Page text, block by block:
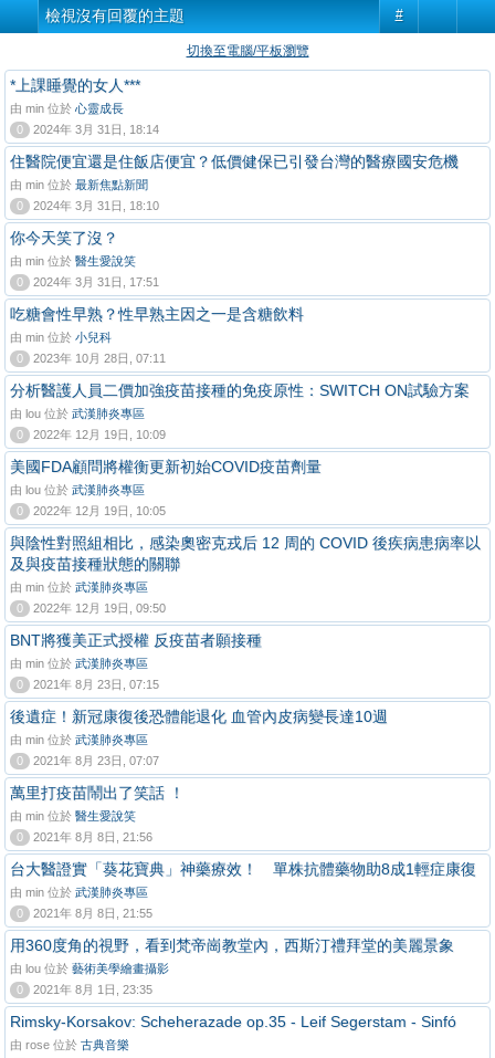
#
檢視沒有回覆的主題
切換至電腦/平板瀏覽
*上課睡覺的女人***
由 min 位於 心靈成長
0
2024年 3月 31日, 18:14
住醫院便宜還是住飯店便宜？低價健保已引發台灣的醫療國安危機
由 min 位於 最新焦點新聞
0
2024年 3月 31日, 18:10
你今天笑了沒？
由 min 位於 醫生愛說笑
0
2024年 3月 31日, 17:51
吃糖會性早熟？性早熟主因之一是含糖飲料
由 min 位於 小兒科
0
2023年 10月 28日, 07:11
分析醫護人員二價加強疫苗接種的免疫原性：SWITCH ON試驗方案
由 lou 位於 武漢肺炎專區
0
2022年 12月 19日, 10:09
美國FDA顧問將權衡更新初始COVID疫苗劑量
由 lou 位於 武漢肺炎專區
0
2022年 12月 19日, 10:05
與陰性對照組相比，感染奧密克戎后 12 周的 COVID 後疾病患病率以
及與疫苗接種狀態的關聯
由 min 位於 武漢肺炎專區
0
2022年 12月 19日, 09:50
BNT將獲美正式授權 反疫苗者願接種
由 min 位於 武漢肺炎專區
0
2021年 8月 23日, 07:15
後遺症！新冠康復後恐體能退化 血管內皮病變長達10週
由 min 位於 武漢肺炎專區
0
2021年 8月 23日, 07:07
萬里打疫苗鬧出了笑話 ！
由 min 位於 醫生愛說笑
0
2021年 8月 8日, 21:56
台大醫證實「葵花寶典」神藥療效！ 單株抗體藥物助8成1輕症康復
由 min 位於 武漢肺炎專區
0
2021年 8月 8日, 21:55
用360度角的視野，看到梵帝崗教堂內，西斯汀禮拜堂的美麗景象
由 lou 位於 藝術美學繪畫攝影
0
2021年 8月 1日, 23:35
Rimsky-Korsakov: Scheherazade op.35 - Leif Segerstam - Sinfó
由 rose 位於 古典音樂